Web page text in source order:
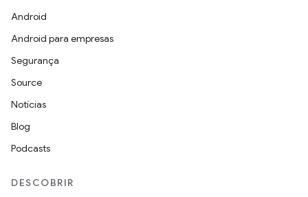
Android
Android para empresas
Segurança
Source
Notícias
Blog
Podcasts
DESCOBRIR